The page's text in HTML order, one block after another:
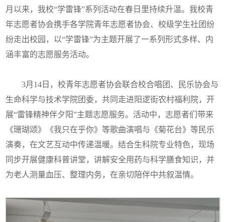
月以来，我校“学雷锋”系列活动在春日里持续升温。我校青
年志愿者协会携手各学院青年志愿者协会、校级学生社团纷
纷走出校园，以“学雷锋”为主题开展了一系列形式多样、内
涵丰富的志愿服务活动。
3月14日，校青年志愿者协会联合校合唱团、民乐协会与
生命科学与技术学院团委，共同走进阳逻街农村福利院，开
展“雷锋精神伴夕阳”主题志愿服务。活动中，志愿者们带来
《珊瑚颂》《我只在乎你》等歌曲演唱与《菊花台》等民乐
演奏，在文艺互动中传递温暖。结合生科院专业特色，现场
同步开展健康科普讲堂，讲解安全用药与科学膳食知识，并
为老人测量血压、整理内务，在亲切陪伴中共叙温情。